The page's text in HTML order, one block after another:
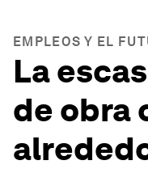
EMPLEOS Y EL
La
de obra